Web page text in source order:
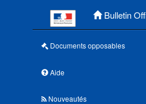
Bulletin
Documents opposables
Aide
Nouveautés